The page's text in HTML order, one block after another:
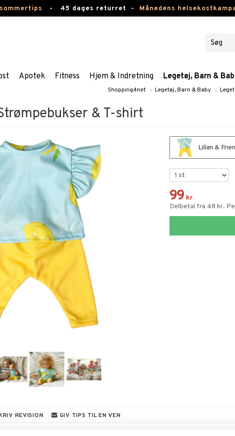
- 45 dages returret - Månedens
Apotek Fitness Hjem & Indretning Legetøj, Barn &
Shopping4net » Legetøj, Barn & Baby »
& T-shirt
Lillan &
99 kr.
Delbetal fra 48 kr.
REVISION GIV TIPS TIL EN VEN